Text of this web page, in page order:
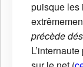
puisque les
précède